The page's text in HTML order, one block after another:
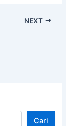
NEXT
Cari